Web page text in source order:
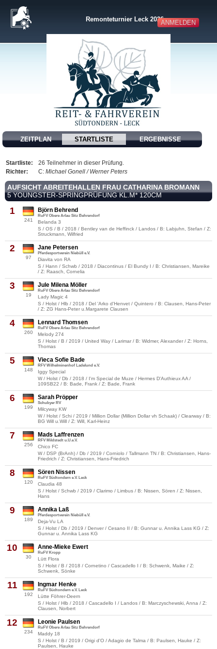
ANMELDEN
Remonteturnier Leck 2026
ZEITPLAN STARTLISTE ERGEBNISSE
Startliste:
26 Teilnehmer in dieser Prüfung.
Richter:
C: Michael Gonell / Werner Peters
AUFSICHT ABREITEHALLEN FRAU CATHARINA BROMANN
5 YOUNGSTER-SPRINGPRÜFUNG KL.M* 120CM
1
241
Björn Behrend
RuFV Obere Arlau Sitz Behrendorf
Belanda 3
S / OS / B / 2018 / Bentley van de Heffinck / Landos / B: Labjuhn, Stefan / Z:
Struckmann, Wilfried
2
97
Jane Petersen
Pferdesportverein Niebüll e.V.
Diavita von RA
S / Hann / Schwb / 2018 / Diacontinus / El Bundy I / B: Christiansen, Mareike
/ Z: Raasch, Cornelia
3
19
Jule Milena Möller
RuFV Obere Arlau Sitz Behrendorf
Lady Magic 4
S / Holst / Hlb / 2018 / Del 'Arko d'Henvet / Quintero / B: Clausen, Hans-Peter
/ Z: ZG Hans-Peter u.Margarete Clausen
4
260
Lennard Thomsen
RuFV Obere Arlau Sitz Behrendorf
Melody 274
S / Holst / B / 2019 / United Way / Larimar / B: Widmer, Alexander / Z: Horns,
Thomas
5
148
Vieca Sofie Bade
RFV Wilhelminenhof Ladelund e.V.
Iggy Special
W / Holst / Db / 2018 / I'm Special de Muze / Hermes D'Authieux AA /
109SB22 / B: Bade, Frank / Z: Bade, Frank
6
199
Sarah Pröpper
Schubyer RV
Milcyway KW
W / Holst / Schi / 2019 / Million Dollar (Million Dollar vh Schaak) / Clearway / B:
BG Will u.Will / Z: Will, Karl-Heinz
7
256
Mads Laffrenzen
RFV Mildstedt u.U.e.V.
Chico FC
W / DSP (BrAnh) / Db / 2019 / Corniolo / Tallmann TN / B: Christiansen, Hans-
Friedrich / Z: Christiansen, Hans-Friedrich
8
120
Sören Nissen
RuFV Südtondern e.V. Leck
Claudia 48
S / Holst / Schwb / 2019 / Clarimo / Limbus / B: Nissen, Sören / Z: Nissen,
Hans
9
189
Annika Laß
Pferdesportverein Niebüll e.V.
Deja-Vu LA
S / Holst / Db / 2019 / Denver / Cesano II / B: Gunnar u. Annika Lass KG / Z:
Gunnar u. Annika Lass KG
10
30
Anne-Mieke Ewert
RuFV Kropp
Lütt Flora
S / Holst / B / 2018 / Cornetino / Cascadello I / B: Schwenk, Maike / Z:
Schwenk, Sönke
11
192
Ingmar Henke
RuFV Südtondern e.V. Leck
Lütte Föhrer-Deern
S / Holst / Hlb / 2018 / Cascadello I / Landos / B: Marczyschewski, Anna / Z:
Clausen, Norbert
12
234
Leonie Paulsen
RuFV Obere Arlau Sitz Behrendorf
Maddy 18
S / Holst / B / 2019 / Origi d'O / Adagio de Talma / B: Paulsen, Hauke / Z:
Paulsen, Hauke